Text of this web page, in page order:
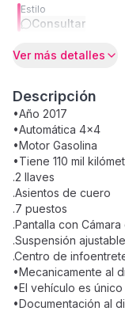
Estilo
Consultar
Ver más detalles
Descripción
•Año 2017
•Automática 4x4
•Motor Gasolina
•Tiene 110 mil
.2 llaves
.Asientos de cuero
.7 puestos
.Pantalla con
.Suspensión
.Centro de
•Mecanicamente al
•El vehículo es
•Documentación al